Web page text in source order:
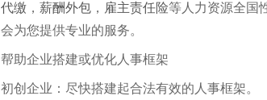
代缴 ， 薪酬外包 ， 雇主责任险等人力资源全国
会为您提供专业的服务。
帮助企业搭建或优化人事框架
初创企业：尽快搭建起合法有效的人事框架。